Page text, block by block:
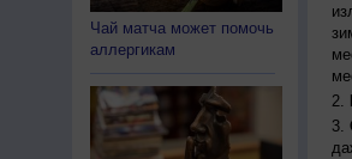
Чай матча может помочь
аллергикам